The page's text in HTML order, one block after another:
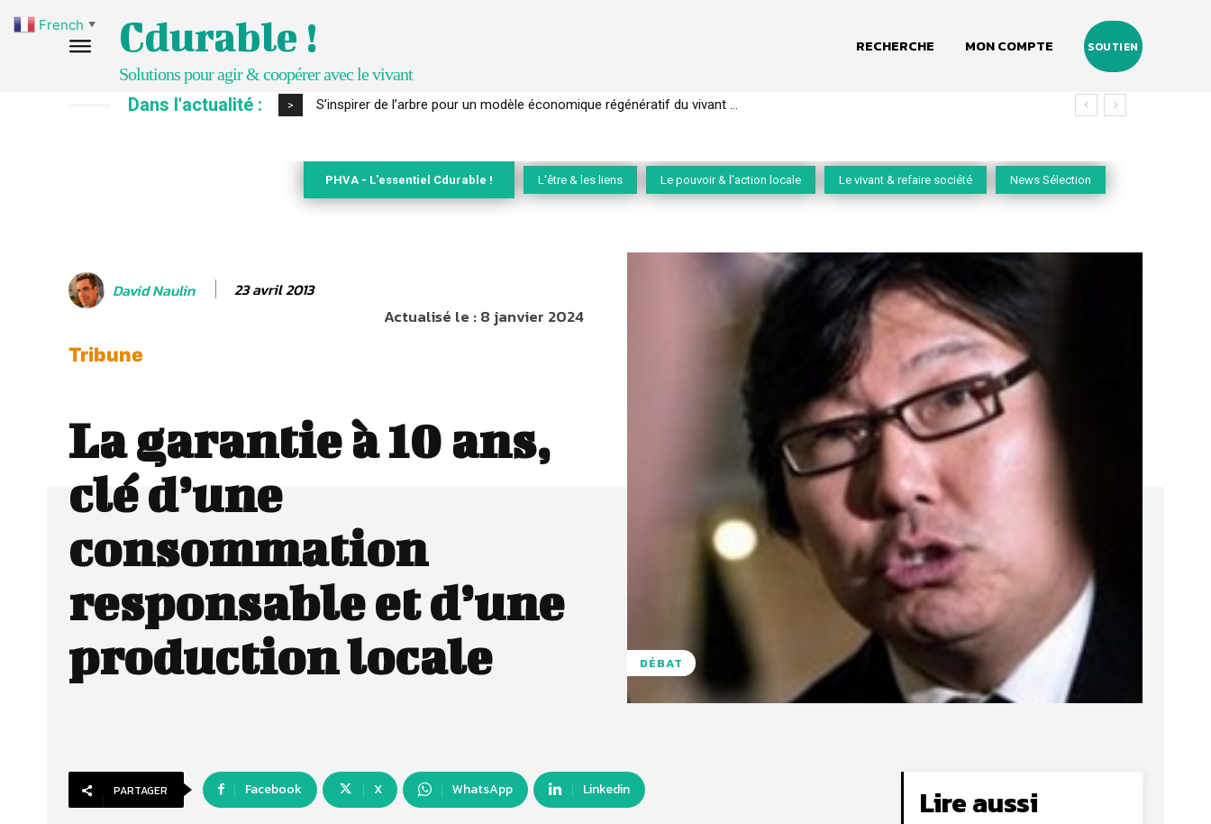
Cdurable !
Solutions pour agir & coopérer avec le vivant
RECHERCHE MON COMPTE SOUTIEN
Dans l'actualité : > IPBES : le « GIEC de la biodiversité » appelle les entreprises à devenir des alliées du vivant
PHVA - L'essentiel Cdurable ! L'être & les liens Le pouvoir & l'action locale Le vivant & refaire société News Sélection
David Naulin 23 avril 2013
Actualisé le :8 janvier 2024
Tribune
La garantie à 10 ans,
clé d’une
consommation
responsable et d’une
production locale
DÉBAT
PARTAGER Facebook X WhatsApp Linkedin Lire aussi
French ▼